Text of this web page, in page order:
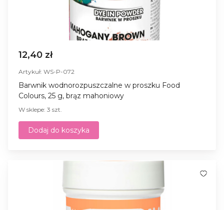
12,40 zł
Artykuł: WS-P-072
Barwnik wodnorozpuszczalne w proszku Food
Colours, 25 g, brąz mahoniowy
W sklepe: 3 szt.
Dodaj do koszyka